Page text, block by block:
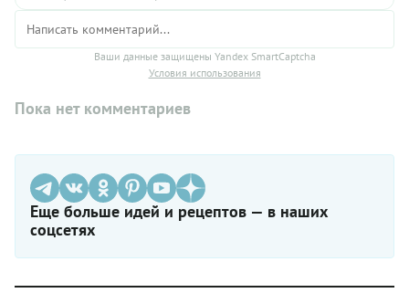
Ваши данные защищены Yandex SmartCaptcha
Условия использования
Пока нет комментариев
Еще больше идей и рецептов — в наших
соцсетях